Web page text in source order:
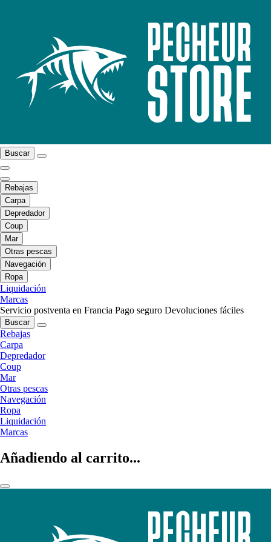
Buscar
Rebajas
Carpa
Depredador
Coup
Mar
Otras pescas
Navegación
Ropa
Liquidación
Marcas
Servicio postventa en Francia Pago seguro Devoluciones fáciles
Buscar
Rebajas
Carpa
Depredador
Coup
Mar
Otras pescas
Navegación
Ropa
Liquidación
Marcas
Añadiendo al carrito...